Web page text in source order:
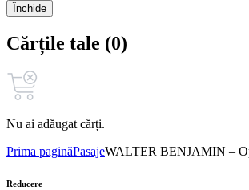
Închide
Cărțile tale (0)
Nu ai adăugat cărți.
Prima paginăPasajeWALTER BENJAMIN –
Reducere